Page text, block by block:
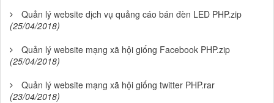
Quản lý website dịch vụ quảng cáo bán đèn LED PHP.zip
(25/04/2018)
Quản lý website mạng xã hội giống Facebook PHP.zip
(25/04/2018)
Quản lý website mạng xã hội giống twitter PHP.rar
(23/04/2018)